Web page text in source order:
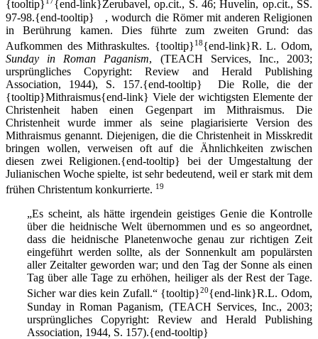
{tooltip}
{end-link}Zerubavel, op.cit., S. 46; Huvelin, op.cit., SS.
97-98.{end-tooltip} , wodurch die Römer mit anderen Religionen
in Berührung kamen. Dies führte zum zweiten Grund: das
Aufkommen des Mithraskultes. {tooltip}18{end-link}R. L. Odom,
Sunday in Roman Paganism, (TEACH Services, Inc., 2003;
ursprüngliches Copyright: Review and Herald Publishing
Association, 1944), S. 157.{end-tooltip} Die Rolle, die der
{tooltip}Mithraismus{end-link} Viele der wichtigsten Elemente der
Christenheit haben einen Gegenpart im Mithraismus. Die
Christenheit wurde immer als seine plagiarisierte Version des
Mithraismus genannt. Diejenigen, die die Christenheit in Misskredit
bringen wollen, verweisen oft auf die Ähnlichkeiten zwischen
diesen zwei Religionen.{end-tooltip} bei der Umgestaltung der
Julianischen Woche spielte, ist sehr bedeutend, weil er stark mit dem
frühen Christentum konkurrierte. 19
„Es scheint, als hätte irgendein geistiges Genie die Kontrolle
über die heidnische Welt übernommen und es so angeordnet,
dass die heidnische Planetenwoche genau zur richtigen Zeit
eingeführt werden sollte, als der Sonnenkult am populärsten
aller Zeitalter geworden war; und den Tag der Sonne als einen
Tag über alle Tage zu erhöhen, heiliger als der Rest der Tage.
Sicher war dies kein Zufall.“ {tooltip}20{end-link}R.L. Odom,
Sunday in Roman Paganism, (TEACH Services, Inc., 2003;
ursprüngliches Copyright: Review and Herald Publishing
Association, 1944, S. 157).{end-tooltip}